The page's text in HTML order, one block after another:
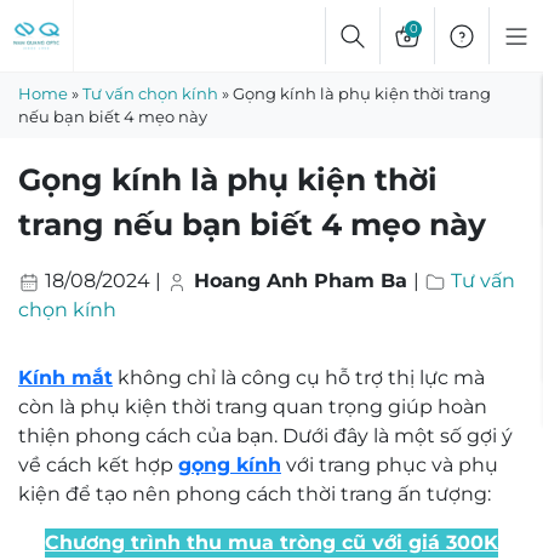
to
0
Home»Tư vấn chọn kính »Gọng kính là phụ kiện thời trang
nếu bạn biết 4 mẹo này
Gọng kính là phụ kiện thời
trang nếu bạn biết 4 mẹo này
18/08/2024 | Hoang Anh Pham Ba |
Tư vấn
chọn kính
Kính mắt không chỉ là công cụ hỗ trợ thị lực mà
còn là phụ kiện thời trang quan trọng giúp hoàn
thiện phong cách của bạn. Dưới đây là một số gợi ý
về cách kết hợp gọng kính với trang phục và phụ
kiện để tạo nên phong cách thời trang ấn tượng:
Chương trình thu mua tròng cũ với giá 300K